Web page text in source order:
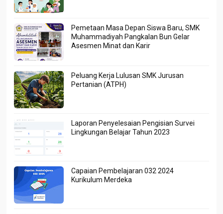
Pemetaan Masa Depan Siswa Baru, SMK
Muhammadiyah Pangkalan Bun Gelar
Asesmen Minat dan Karir
Peluang Kerja Lulusan SMK Jurusan
Pertanian (ATPH)
Laporan Penyelesaian Pengisian Survei
Lingkungan Belajar Tahun 2023
Capaian Pembelajaran 032 2024
Kurikulum Merdeka